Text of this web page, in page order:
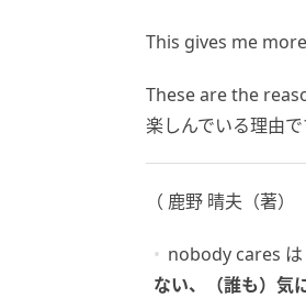
This gives me
These are the
楽しんでいる理由で
（ 鹿野 晴夫（著
nobody cares は
ない、（誰も）気